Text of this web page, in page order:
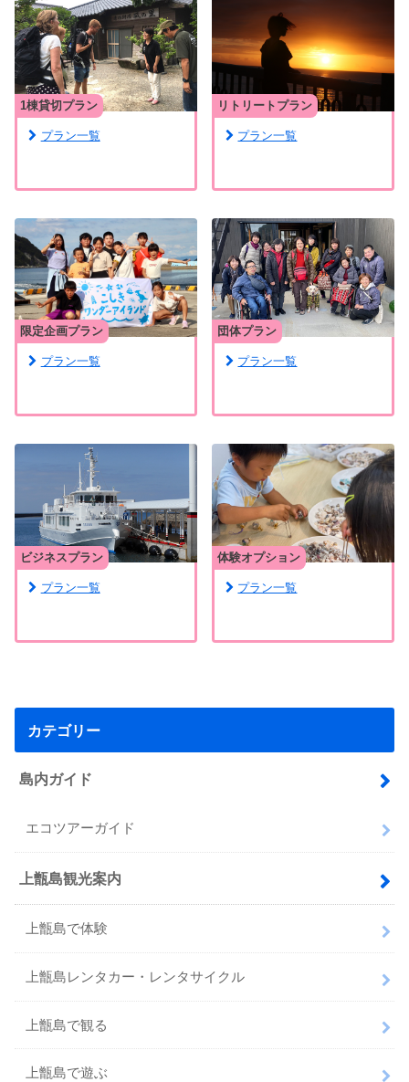
1棟貸切プラン
プラン一覧
リトリートプラン
プラン一覧
限定企画プラン
プラン一覧
団体プラン
プラン一覧
ビジネスプラン
プラン一覧
体験オプション
プラン一覧
カテゴリー
島内ガイド
エコツアーガイド
上甑島観光案内
上甑島で体験
上甑島レンタカー・レンタサイクル
上甑島で観る
上甑島で遊ぶ